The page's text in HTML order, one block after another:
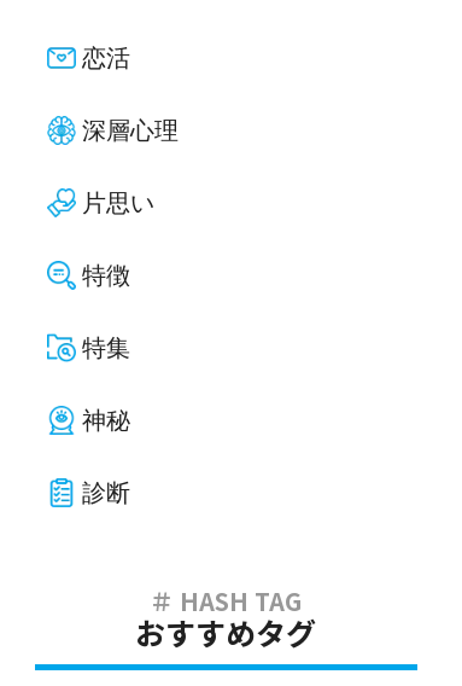
恋活
深層心理
片思い
特徴
特集
神秘
診断
おすすめタグ